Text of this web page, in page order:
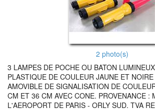
2 photo(s)
3 LAMPES DE POCHE OU BATON
PLASTIQUE DE COULEUR JAUNE ET
AMOVIBLE DE SIGNALISATION DE
CM ET 36 CM AVEC CONE. PROVENANCE :
L'AEROPORT DE PARIS - ORLY SUD. TVA